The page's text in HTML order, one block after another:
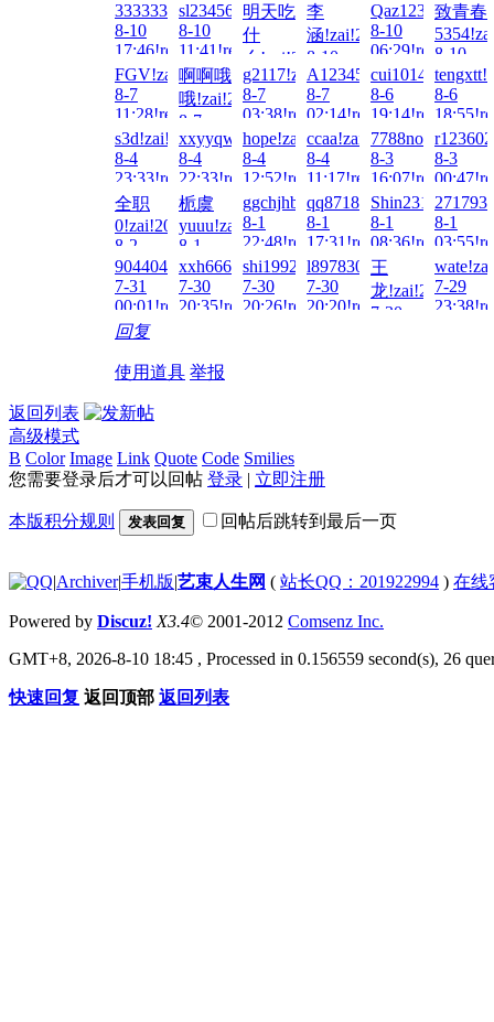
33333337!zai!2026-
8-10
17:46!read!
sl23456!zai!2026-
8-10
11:41!read!
明天吃
什
么!zai!2026-
8-10
11:17!read!
李
涵!zai!2026-
8-10
09:18!read!
8-10
06:29!read!
致青春
8-10
FGV!zai!2026-
8-7
11:28!read!
啊啊哦
哦!zai!2026-
8-7
05:09!read!
g2117!zai!2026-
8-7
03:38!read!
A123456...!zai!2026-
8-7
02:14!read!
8-6
19:14!read!
8-6
s3d!zai!2026-
8-4
23:33!read!
xxyyqwert!zai!2026-
8-4
22:33!read!
hope!zai!2026-
8-4
12:52!read!
ccaa!zai!2026-
8-4
11:17!read!
8-3
16:07!read!
8-3
全职
0!zai!2026-
8-2
08:47!read!
栀虞
yuuu!zai!2026-
8-1
23:26!read!
ggchjhbv!zai!2026-
8-1
22:48!read!
qq871846365!zai!2026-
8-1
17:31!read!
8-1
08:36!read!
8-1
904404217!zai!2026-
7-31
00:01!read!
xxh666!zai!2026-
7-30
20:35!read!
shi19921228!zai!2026-
7-30
20:26!read!
l897830689!zai!2026-
7-30
20:20!read!
王
龙!zai!2026-
7-30
7-29
回复
使用道具 举报
返回列表
高级模式
B Color Image Link Quote Code Smilies
您需要登录后才可以回帖 登录 | 立即注册
本版积分规则 发表回复 回帖后跳转到最后一页
|Archiver|手机版|艺束人生网 ( 站长QQ：201922994 ) 在线
Powered by Discuz! X3.4© 2001-2012 Comsenz Inc.
GMT+8, 2026-8-10 18:45 , Processed in 0.156559 second(s), 26
快速回复 返回顶部 返回列表